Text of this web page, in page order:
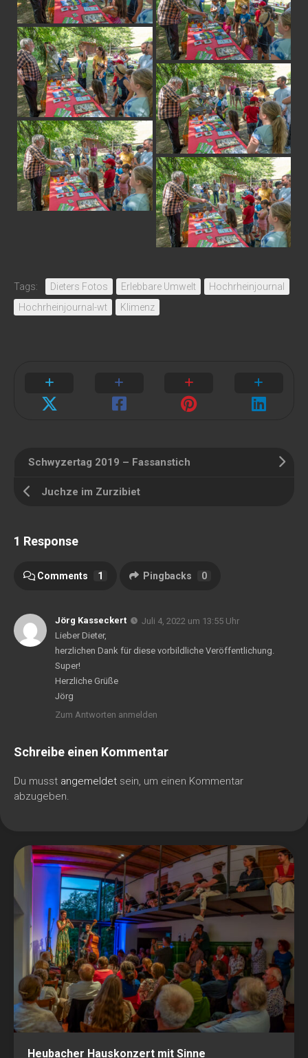
Tags: Dieters Fotos Erlebbare Umwelt
Hochrheinjournal
Hochrheinjournal-wt
Klimenz
Schwyzertag 2019 – Fassanstich
Juchze im Zurzibiet
1 Response
Comments 1 Pingbacks 0
Jörg Kasseckert
Juli 4, 2022 um 13:55 Uhr
Lieber Dieter,
herzlichen Dank für diese vorbildliche Veröffentlichung.
Super!
Herzliche Grüße
Jörg
Zum Antworten anmelden
Schreibe einen Kommentar
Du musst angemeldet sein, um einen Kommentar
abzugeben.
Heubacher Hauskonzert mit Sinne